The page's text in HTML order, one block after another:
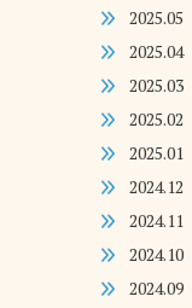
2025.05
2025.04
2025.03
2025.02
2025.01
2024.12
2024.11
2024.10
2024.09